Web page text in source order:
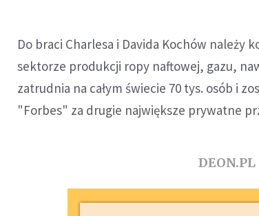
Do braci Charlesa i Davida Kochów należy
sektorze produkcji ropy naftowej, gazu,
zatrudnia na całym świecie 70 tys. osób i
"Forbes" za drugie największe prywatne
DEON.PL